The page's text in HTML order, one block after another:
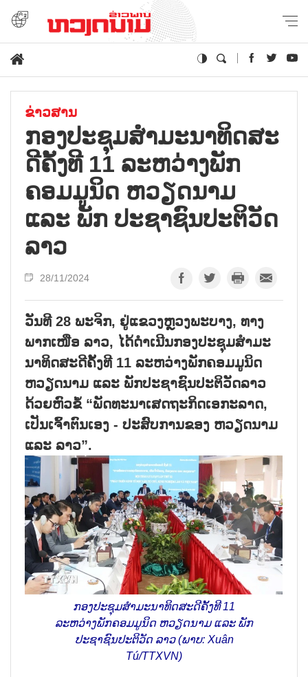
ຂ່າວສານ
ກອງ​ປະ​ຊຸມ​ສຳ​ມະ​ນາ​ທິດ​ສະ​
ດີ​ຄັ້ງ​ທີ 11 ລະ​ຫວ່າງ​ພັກ​
ຄອມ​ມູ​ນິດ ຫວຽດ​ນາມ
ແລະ ພັກ ປະ​ຊາ​ຊົນ​ປະ​ຕິ​ວັດ
ລາວ
28/11/2024
ວັນທີ 28 ພະຈິກ, ຢູ່ແຂວງຫຼວງພະບາງ, ທາງ
ພາກເໜືອ ລາວ, ໄດ້ດຳເນີນກອງປະຊຸມສຳມະ
ນາທິດສະດີຄັ້ງທີ 11 ລະຫວ່າງພັກຄອມມູນິດ
ຫວຽດນາມ ແລະ ພັກປະຊາຊົນປະຕິວັດລາວ
ດ້ວຍຫົວຂໍ້ “ພັດທະນາເສດຖະກິດເອກະລາດ,
ເປັນເຈົ້າຕົນເອງ - ປະສົບການຂອງ ຫວຽດນາມ
ແລະ ລາວ”.
ກອງປະຊຸມສຳມະນາທິດສະດີຄັ້ງທີ 11
ລະຫວ່າງພັກຄອມມູນິດ ຫວຽດນາມ ແລະ ພັກ
ປະຊາຊົນປະຕິວັດ ລາວ (ພາບ: Xuân
Tú/TTXVN)